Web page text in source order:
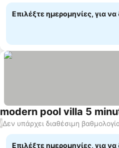
Επιλέξτε ημερομηνίες, για να
modern pool villa 5
/Δεν υπάρχει διαθέσιμη
Επιλέξτε ημερομηνίες, για να